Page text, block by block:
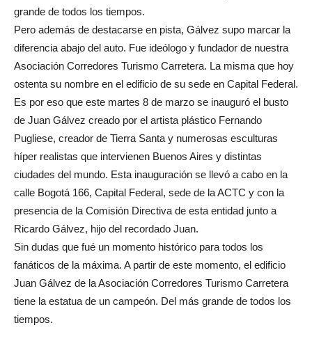
grande de todos los tiempos.
Pero además de destacarse en pista, Gálvez supo marcar la
diferencia abajo del auto. Fue ideólogo y fundador de nuestra
Asociación Corredores Turismo Carretera. La misma que hoy
ostenta su nombre en el edificio de su sede en Capital Federal.
Es por eso que este martes 8 de marzo se inauguró el busto
de Juan Gálvez creado por el artista plástico Fernando
Pugliese, creador de Tierra Santa y numerosas esculturas
híper realistas que intervienen Buenos Aires y distintas
ciudades del mundo. Esta inauguración se llevó a cabo en la
calle Bogotá 166, Capital Federal, sede de la ACTC y con la
presencia de la Comisión Directiva de esta entidad junto a
Ricardo Gálvez, hijo del recordado Juan.
Sin dudas que fué un momento histórico para todos los
fanáticos de la máxima. A partir de este momento, el edificio
Juan Gálvez de la Asociación Corredores Turismo Carretera
tiene la estatua de un campeón. Del más grande de todos los
tiempos.